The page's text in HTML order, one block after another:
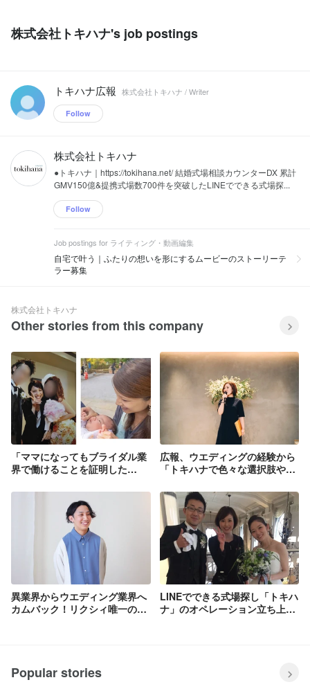
株式会社トキハナ's job postings
トキハナ広報 株式会社トキハナ / Writer
Follow
株式会社トキハナ
●トキハナ｜https://tokihana.net/ 結婚式場相談カウンターDX 累計
GMV150億&提携式場数700件を突破したLINEでできる式場探...
Follow
Job postings for ライティング・動画編集
自宅で叶う｜ふたりの想いを形にするムービーのストーリーテ
ラー募集
株式会社トキハナ
Other stories from this company
「ママになってもブライダル業
界で働けることを証明した
ンタビュー【眞下菜摘さん】
広報、ウエディングの経験から
「トキハナで色々な選択肢や可
ビュー【渡辺優子さん】
異業界からウエディング業界へ
カムバック！リクシィ唯一の全
LINEでできる式場探し「トキハ
ナ」のオペレーション立ち上げ
Popular stories